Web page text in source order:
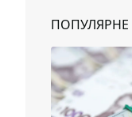
ПОПУЛЯРНЕ